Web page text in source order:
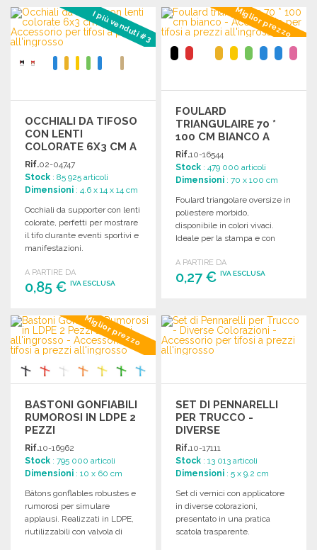
Richiedi un preventivo
ORDINARE
Richiedi un preventivo
I più venduti #3
OCCHIALI DA TIFOSO
CON LENTI
COLORATE 6X3 CM A
PREZZI
ALL'INGROSSO
Rif.02-04747
Stock : 85 925 articoli
Dimensioni : 4.6 x 14 x 14 cm
Occhiali da supporter con lenti
colorate, perfetti per mostrare
il tifo durante eventi sportivi e
manifestazioni.
A PARTIRE DA
0,85 € IVA ESCLUSA
ORDINARE
Richiedi un preventivo
Miglior prezzo
FOULARD
TRIANGULAIRE 70 *
100 CM BIANCO A
PREZZI
ALL'INGROSSO
Rif.10-16544
Stock : 479 000 articoli
Dimensioni : 70 x 100 cm
Foulard triangolare oversize in
poliestere morbido,
disponibile in colori vivaci.
Ideale per la stampa e con
A PARTIRE DA
0,27 €IVA ESCLUSA
Richiedi un preventivo
Miglior prezzo
BASTONI GONFIABILI
RUMOROSI IN LDPE 2
PEZZI
Rif.10-16962
Stock : 795 000 articoli
Dimensioni : 10 x 60 cm
Bâtons gonflables robustes e
rumorosi per simulare
applausi. Realizzati in LDPE,
riutilizzabili con valvola di
SET DI PENNARELLI
PER TRUCCO -
DIVERSE
COLORAZIONI
Rif.10-17111
Stock : 13 013 articoli
Dimensioni : 5 x 9.2 cm
Set di vernici con applicatore
in diverse colorazioni,
presentato in una pratica
scatola trasparente.